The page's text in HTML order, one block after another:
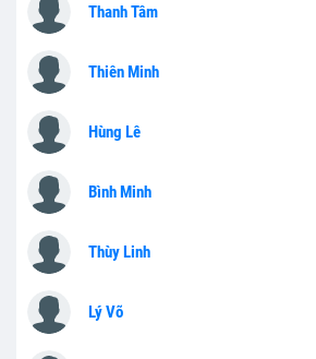
Thanh Tâm
Thiên Minh
Hùng Lê
Bình Minh
Thùy Linh
Lý Võ